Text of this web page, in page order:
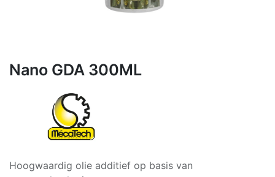
Nano GDA 300ML
Hoogwaardig olie additief op basis van